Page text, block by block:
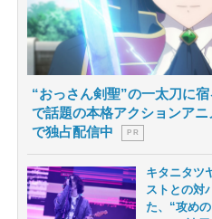
“おっさん剣聖”の一太刀に
で話題の本格アクションア
で独占配信中
P R
キタニタツ
ストとの対
た、“攻め